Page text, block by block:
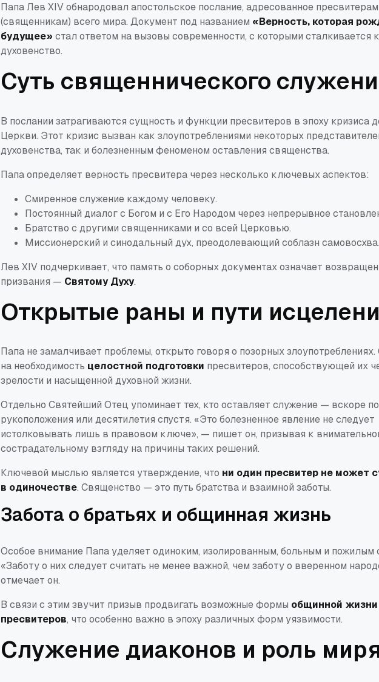
Папа Лев XIV обнародовал апостольское послание, адресованное пресвитерам
(священникам) всего мира. Документ под названием «Верность, которая
будущее» стал ответом на вызовы современности, с которыми сталкивается
духовенство.
Суть священнического
В послании затрагиваются сущность и функции пресвитеров в эпоху кризиса
Церкви. Этот кризис вызван как злоупотреблениями некоторых
духовенства, так и болезненным феноменом оставления священства.
Папа определяет верность пресвитера через несколько ключевых аспектов:
Смиренное служение каждому человеку.
Постоянный диалог с Богом и с Его Народом через непрерывное
Братство с другими священниками и со всей Церковью.
Миссионерский и синодальный дух, преодолевающий соблазн
Лев XIV подчеркивает, что память о соборных документах означает
призвания — Святому Духу.
Открытые раны и пути
Папа не замалчивает проблемы, открыто говоря о позорных
на необходимость целостной подготовки пресвитеров, способствующей их
зрелости и насыщенной духовной жизни.
Отдельно Святейший Отец упоминает тех, кто оставляет служение — вскоре
рукоположения или десятилетия спустя. «Это болезненное явление не следует
истолковывать лишь в правовом ключе», — пишет он, призывая к
сострадательному взгляду на причины таких решений.
Ключевой мыслью является утверждение, что ни один пресвитер не может
в одиночестве. Священство — это путь братства и взаимной заботы.
Забота о братьях и общинная жизнь
Особое внимание Папа уделяет одиноким, изолированным, больным и пожилым
«Заботу о них следует считать не менее важной, чем заботу о вверенном
отмечает он.
В связи с этим звучит призыв продвигать возможные формы общинной жизни
пресвитеров, что особенно важно в эпоху различных форм уязвимости.
Служение диаконов и роль